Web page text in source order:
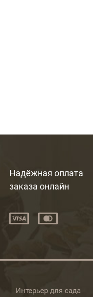
Надёжная оплата
заказа онлайн
Интерьер для сада